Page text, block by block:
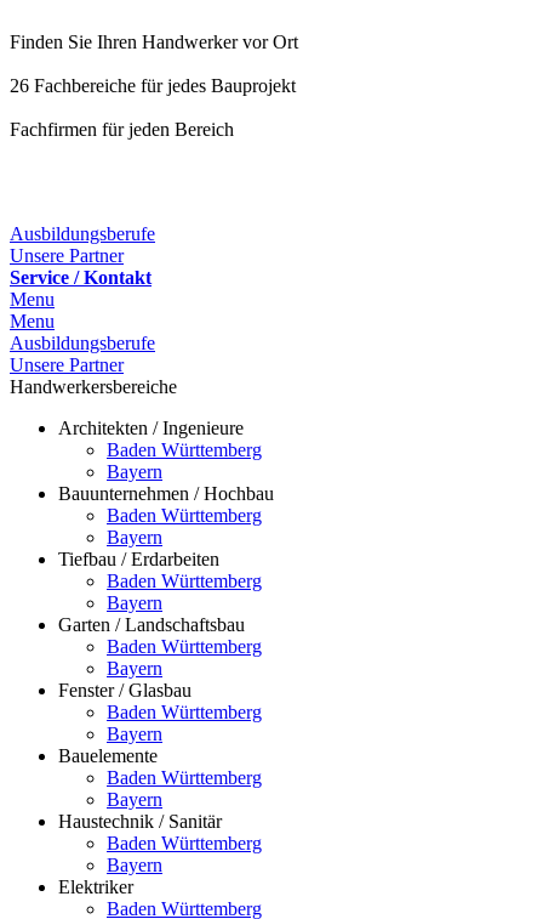
Finden Sie Ihren Handwerker vor Ort
26 Fachbereiche für jedes Bauprojekt
Fachfirmen für jeden Bereich
Ausbildungsberufe
Unsere Partner
Service / Kontakt
Menu
Menu
Ausbildungsberufe
Unsere Partner
Handwerkersbereiche
Architekten / Ingenieure
Baden Württemberg
Bayern
Bauunternehmen / Hochbau
Baden Württemberg
Bayern
Tiefbau / Erdarbeiten
Baden Württemberg
Bayern
Garten / Landschaftsbau
Baden Württemberg
Bayern
Fenster / Glasbau
Baden Württemberg
Bayern
Bauelemente
Baden Württemberg
Bayern
Haustechnik / Sanitär
Baden Württemberg
Bayern
Elektriker
Baden Württemberg